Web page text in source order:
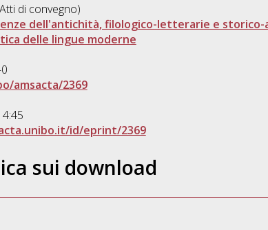
di convegno)
dell'antichità, filologico-letterarie e
delle lingue moderne
amsacta/2369
id/eprint/2369
sui download